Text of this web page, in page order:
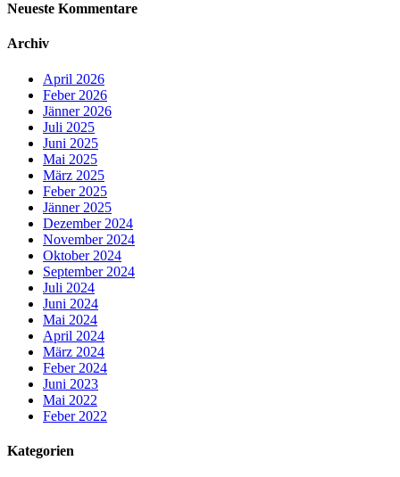
Neueste Kommentare
Archiv
April 2026
Feber 2026
Jänner 2026
Juli 2025
Juni 2025
Mai 2025
März 2025
Feber 2025
Jänner 2025
Dezember 2024
November 2024
Oktober 2024
September 2024
Juli 2024
Juni 2024
Mai 2024
April 2024
März 2024
Feber 2024
Juni 2023
Mai 2022
Feber 2022
Kategorien